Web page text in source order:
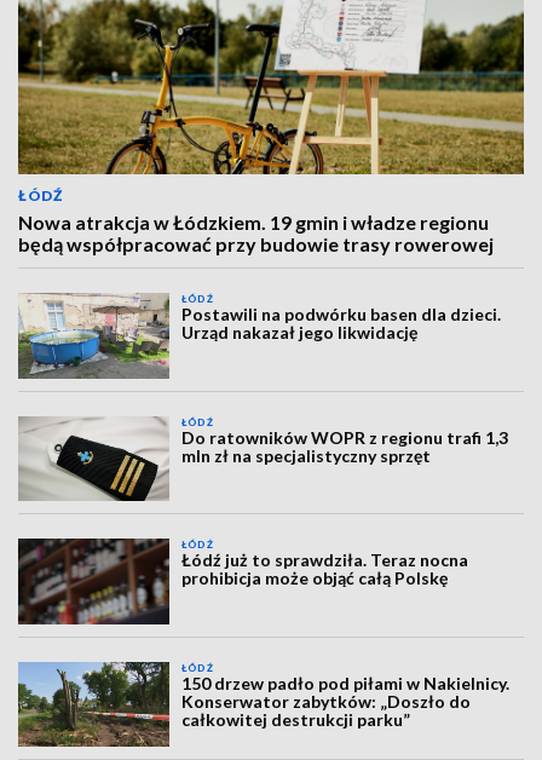
ŁÓDŹ
Nowa atrakcja w Łódzkiem. 19 gmin i władze regionu
będą współpracować przy budowie trasy rowerowej
ŁÓDŹ
Postawili na podwórku basen dla dzieci.
Urząd nakazał jego likwidację
ŁÓDŹ
Do ratowników WOPR z regionu trafi 1,3
mln zł na specjalistyczny sprzęt
ŁÓDŹ
Łódź już to sprawdziła. Teraz nocna
prohibicja może objąć całą Polskę
ŁÓDŹ
150 drzew padło pod piłami w Nakielnicy.
Konserwator zabytków: „Doszło do
całkowitej destrukcji parku”